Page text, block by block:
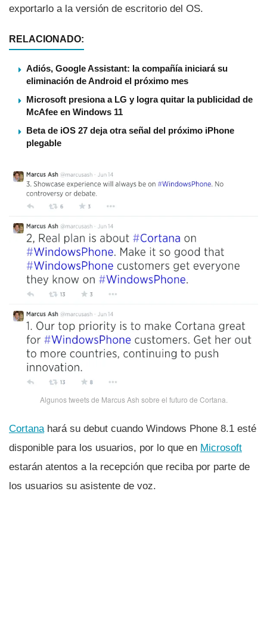
exportarlo a la versión de escritorio del OS.
RELACIONADO:
Adiós, Google Assistant: la compañía iniciará su
eliminación de Android el próximo mes
Microsoft presiona a LG y logra quitar la publicidad de
McAfee en Windows 11
Beta de iOS 27 deja otra señal del próximo iPhone
plegable
Algunos tweets de Marcus Ash sobre el futuro de Cortana.
Cortanahará su debut cuando Windows Phone 8.1 esté
disponible para los usuarios, por lo que en Microsoft
estarán atentos a la recepción que reciba por parte de
los usuarios su asistente de voz.